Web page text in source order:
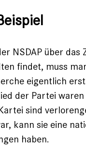
NSDAP über das
findet, muss
eigentlich
der Partei
sind
kann sie eine
haben.